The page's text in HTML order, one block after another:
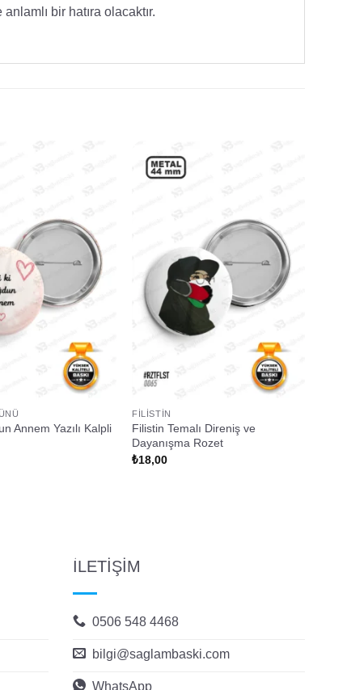
bir hatıra olacaktır.
Annem Yazılı Kalpli
FILISTIN
Filistin Temalı Direniş ve
Dayanışma Rozet
₺18,00
İLETİŞİM
0506 548 4468
bilgi@saglambaski.com
WhatsApp